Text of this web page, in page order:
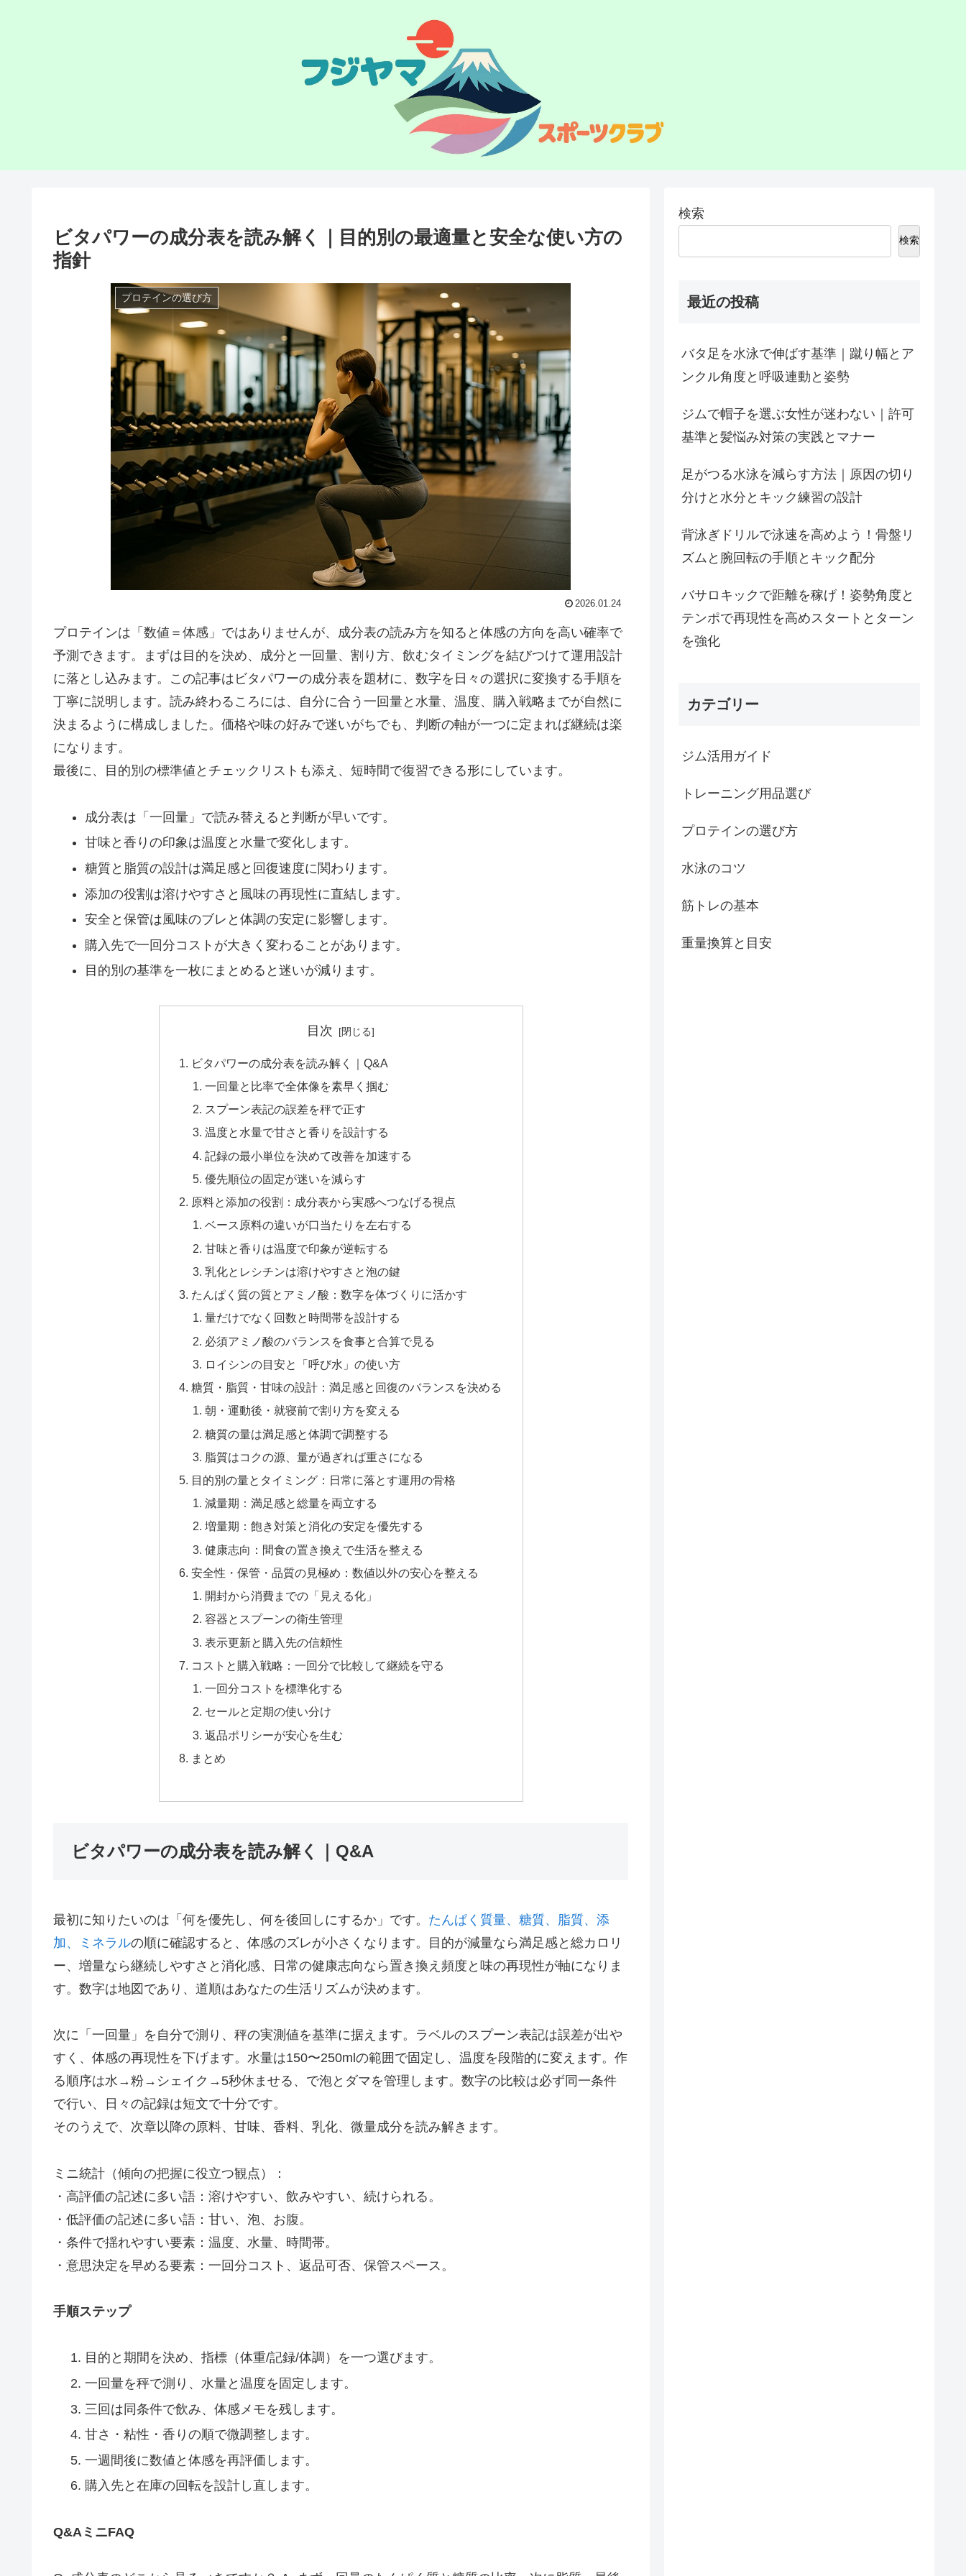
ビタパワーの成分表を読み解く｜目的別の最適量と安全な使い方の
指針
プロテインの選び方
2026.01.24
プロテインは「数値＝体感」ではありませんが、成分表の読み方を知ると体感の方向を高い確率で
予測できます。まずは目的を決め、成分と一回量、割り方、飲むタイミングを結びつけて運用設計
に落とし込みます。この記事はビタパワーの成分表を題材に、数字を日々の選択に変換する手順を
丁寧に説明します。読み終わるころには、自分に合う一回量と水量、温度、購入戦略までが自然に
決まるように構成しました。価格や味の好みで迷いがちでも、判断の軸が一つに定まれば継続は楽
になります。
最後に、目的別の標準値とチェックリストも添え、短時間で復習できる形にしています。
成分表は「一回量」で読み替えると判断が早いです。
甘味と香りの印象は温度と水量で変化します。
糖質と脂質の設計は満足感と回復速度に関わります。
添加の役割は溶けやすさと風味の再現性に直結します。
安全と保管は風味のブレと体調の安定に影響します。
購入先で一回分コストが大きく変わることがあります。
目的別の基準を一枚にまとめると迷いが減ります。
目次
ビタパワーの成分表を読み解く｜Q&A
一回量と比率で全体像を素早く掴む
スプーン表記の誤差を秤で正す
温度と水量で甘さと香りを設計する
記録の最小単位を決めて改善を加速する
優先順位の固定が迷いを減らす
原料と添加の役割：成分表から実感へつなげる視点
ベース原料の違いが口当たりを左右する
甘味と香りは温度で印象が逆転する
乳化とレシチンは溶けやすさと泡の鍵
たんぱく質の質とアミノ酸：数字を体づくりに活かす
量だけでなく回数と時間帯を設計する
必須アミノ酸のバランスを食事と合算で見る
ロイシンの目安と「呼び水」の使い方
糖質・脂質・甘味の設計：満足感と回復のバランスを決める
朝・運動後・就寝前で割り方を変える
糖質の量は満足感と体調で調整する
脂質はコクの源、量が過ぎれば重さになる
目的別の量とタイミング：日常に落とす運用の骨格
減量期：満足感と総量を両立する
増量期：飽き対策と消化の安定を優先する
健康志向：間食の置き換えで生活を整える
安全性・保管・品質の見極め：数値以外の安心を整える
開封から消費までの「見える化」
容器とスプーンの衛生管理
表示更新と購入先の信頼性
コストと購入戦略：一回分で比較して継続を守る
一回分コストを標準化する
セールと定期の使い分け
返品ポリシーが安心を生む
まとめ
ビタパワーの成分表を読み解く｜Q&A
最初に知りたいのは「何を優先し、何を後回しにするか」です。 たんぱく質量、糖質、脂質、添
加、ミネラルの順に確認すると、体感のズレが小さくなります。目的が減量なら満足感と総カロリ
ー、増量なら継続しやすさと消化感、日常の健康志向なら置き換え頻度と味の再現性が軸になりま
す。数字は地図であり、道順はあなたの生活リズムが決めます。
次に「一回量」を自分で測り、秤の実測値を基準に据えます。ラベルのスプーン表記は誤差が出や
すく、体感の再現性を下げます。水量は150〜250mlの範囲で固定し、温度を段階的に変えます。作
る順序は水→粉→シェイク→5秒休ませる、で泡とダマを管理します。数字の比較は必ず同一条件
で行い、日々の記録は短文で十分です。
そのうえで、次章以降の原料、甘味、香料、乳化、微量成分を読み解きます。
ミニ統計（傾向の把握に役立つ観点）：
・高評価の記述に多い語：溶けやすい、飲みやすい、続けられる。
・低評価の記述に多い語：甘い、泡、お腹。
・条件で揺れやすい要素：温度、水量、時間帯。
・意思決定を早める要素：一回分コスト、返品可否、保管スペース。
手順ステップ
目的と期間を決め、指標（体重/記録/体調）を一つ選びます。
一回量を秤で測り、水量と温度を固定します。
三回は同条件で飲み、体感メモを残します。
甘さ・粘性・香りの順で微調整します。
一週間後に数値と体感を再評価します。
購入先と在庫の回転を設計し直します。
Q&AミニFAQ
検索
検索
最近の投稿
バタ足を水泳で伸ばす基準｜蹴り幅とア
ンクル角度と呼吸連動と姿勢
ジムで帽子を選ぶ女性が迷わない｜許可
基準と髪悩み対策の実践とマナー
足がつる水泳を減らす方法｜原因の切り
分けと水分とキック練習の設計
背泳ぎドリルで泳速を高めよう！骨盤リ
ズムと腕回転の手順とキック配分
バサロキックで距離を稼げ！姿勢角度と
テンポで再現性を高めスタートとターン
を強化
カテゴリー
ジム活用ガイド
トレーニング用品選び
プロテインの選び方
水泳のコツ
筋トレの基本
重量換算と目安